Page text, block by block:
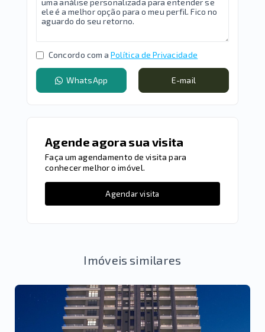
Concordo com a Política de Privacidade
WhatsApp E-mail
Agende agora sua visita
Faça um agendamento de visita para
conhecer melhor o imóvel.
Agendar visita
Imóveis similares